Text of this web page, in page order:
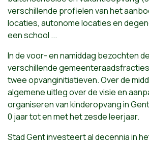
verschillende profielen van het
locaties, autonome locaties en
een school ...
In de voor- en namiddag bezochten
verschillende
twee opvanginitiatieven. Over de
algemene uitleg over de visie en
organiseren van kinderopvang in
0 jaartot en met het zesde leerjaar.
Stad Gent investeert al decennia in